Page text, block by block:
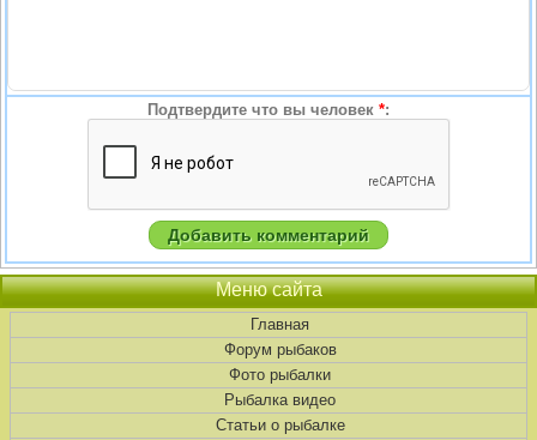
Подтвердите что вы человек *:
Меню сайта
Главная
Форум рыбаков
Фото рыбалки
Рыбалка видео
Статьи о рыбалке